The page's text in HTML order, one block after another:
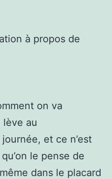
à propos de
on va
lève au
et ce n’est
le pense de
dans le placard